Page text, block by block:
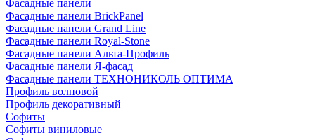
Фасадные панели
Фасадные панели BrickPanel
Фасадные панели Grand Line
Фасадные панели Royal-Stone
Фасадные панели Альта-Профиль
Фасадные панели Я-фасад
Фасадные панели ТЕХНОНИКОЛЬ ОПТИМА
Профиль волновой
Профиль декоративный
Софиты
Софиты виниловые